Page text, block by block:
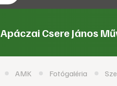
Apáczai Csere János
AMK Fotógaléria